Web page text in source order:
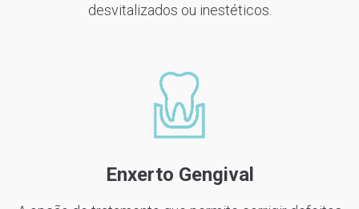
desvitalizados ou inestéticos.
Enxerto Gengival